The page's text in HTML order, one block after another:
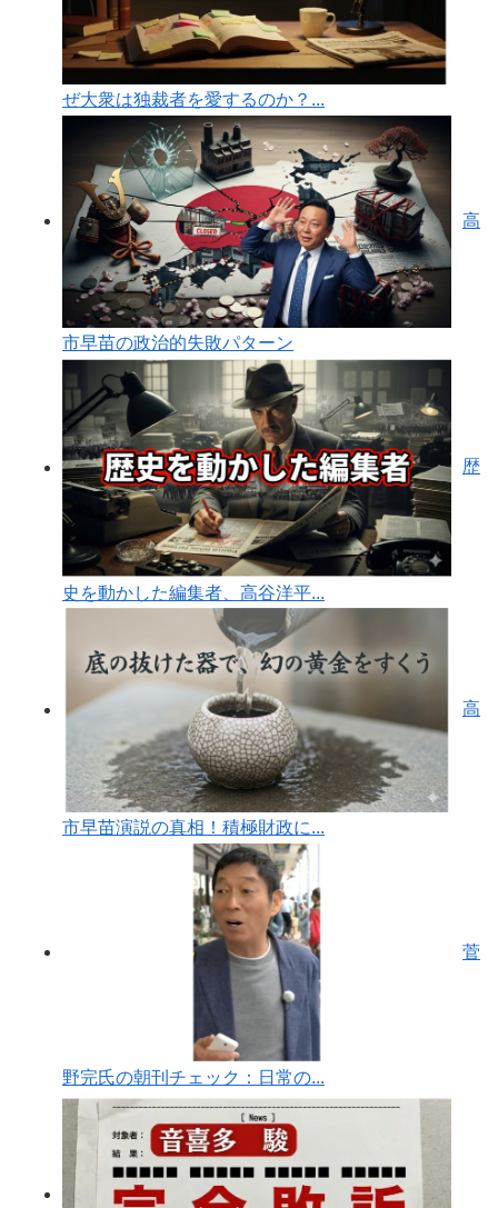
ぜ大衆は独裁者を愛するのか？...
高
市早苗の政治的失敗パターン
歴
史を動かした編集者、高谷洋平...
高
市早苗演説の真相！積極財政に...
菅
野完氏の朝刊チェック：日常の...